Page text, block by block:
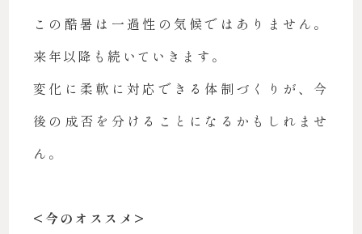
この酷暑は一過性の気候ではありません。
来年以降も続いていきます。
変化に柔軟に対応できる体制づくりが、今
後の成否を分けることになるかもしれませ
ん。
<今のオススメ>